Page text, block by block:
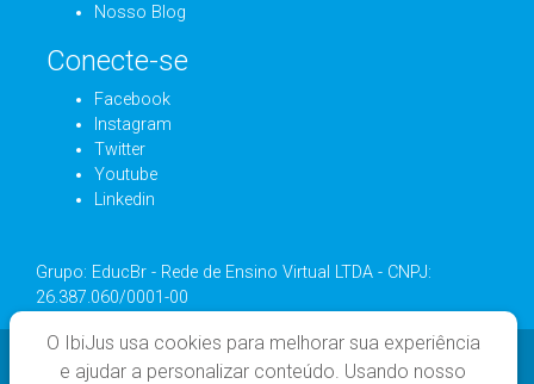
Nosso Blog
Conecte-se
Facebook
Instagram
Twitter
Youtube
Linkedin
Grupo: EducBr - Rede de Ensino Virtual LTDA - CNPJ:
26.387.060/0001-00
O IbiJus usa cookies para melhorar sua experiência
e ajudar a personalizar conteúdo. Usando nosso